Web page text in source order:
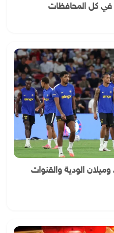
في كل المحافظات
الودية والقنوات